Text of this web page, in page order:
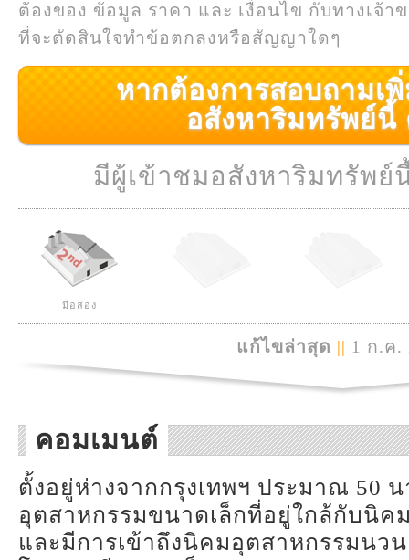
ต้องของ ข้อมูล ราคา และ เงื่อนไข กับทางเจ้
ที่จะตัดสินใจทำข้อตกลงหรือสัญญาใดๆ
หากต้องการสอบถามเ
อสังหาริมทรัพย์นี้
มีผู้เข้าชมอสังหาริมทรัพย์
มือสอง
แก้ไขล่าสุด || 1 ก.ค.
คอมเมนต์
ตั้งอยู่ห่างจากกรุงเทพฯ ประมาณ 50
อุตสาหกรรมขนาดเล็กที่อยู่ใกล้กับนิ
และมีการเข้าถึงนิคมอุตสาหกรรมนว